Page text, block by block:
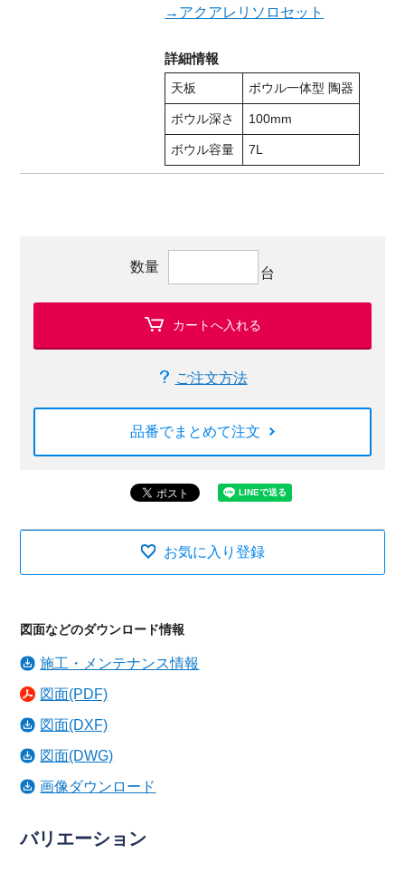
→アクアレリソロセット
詳細情報
天板 ボウル一体型 陶器
ボウル深さ 100mm
ボウル容量 7L
数量 台
カートへ入れる
ご注文方法
品番でまとめて注文
お気に入り登録
図面などのダウンロード情報
施工・メンテナンス情報
図面(PDF)
図面(DXF)
図面(DWG)
画像ダウンロード
バリエーション